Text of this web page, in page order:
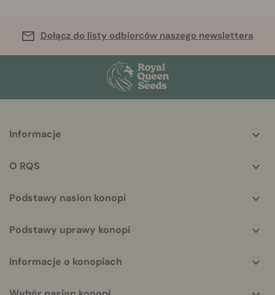
Dołącz do listy odbiorców naszego newslettera
helpful
Informacje
O RQS
Podstawy nasion konopi
Podstawy uprawy konopi
Informacje o konopiach